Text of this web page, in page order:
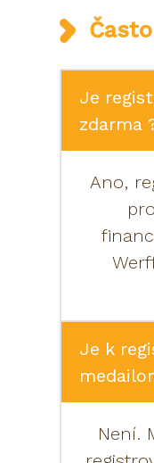
Je
zdarma
Ano,
Je k
Není.